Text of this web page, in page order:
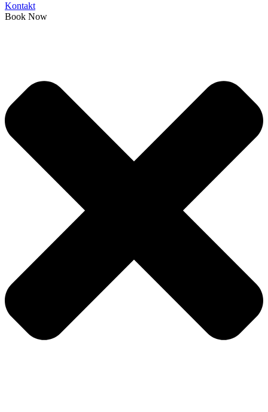
Kontakt
Book Now